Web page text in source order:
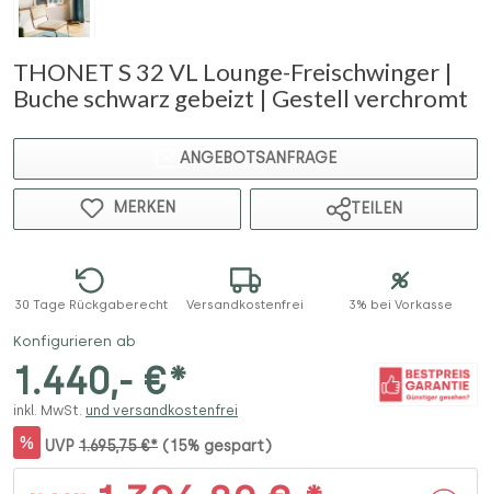
THONET S 32 VL Lounge-Freischwinger |
Buche schwarz gebeizt | Gestell verchromt
ANGEBOTSANFRAGE
MERKEN TEILEN
30 Tage Rückgaberecht Versandkostenfrei 3% bei Vorkasse
Konfigurieren ab
1.440,- €*
inkl. MwSt. und versandkostenfrei
% UVP 1.695,75 €* (15% gespart)